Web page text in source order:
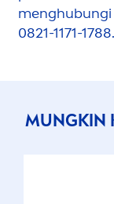
men
0821-1171-1788.
MUNGKIN